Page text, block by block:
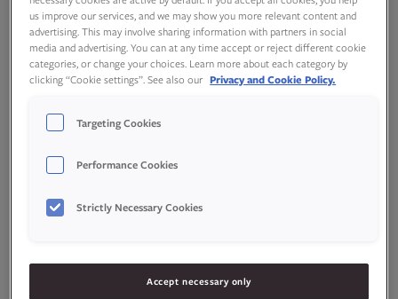
us improve our services, and we may show you more relevant content and
advertising. This may involve sharing information with partners in social
media and advertising. You can at any time accept or reject different cookie
categories, or change your choices. Learn more about each category by
clicking “Cookie settings”. See also our Privacy and Cookie Policy.
Targeting Cookies
Performance Cookies
Strictly Necessary Cookies
Accept necessary only